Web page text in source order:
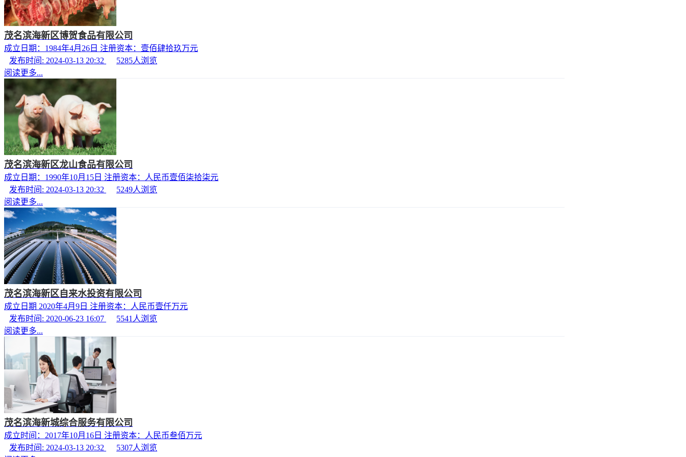
茂名滨海新区博贺食品有限公司
成立日期：1984年4月26日 注册资本：壹佰肆拾玖万元
发布时间: 2024-03-13 20:32
5285人浏览
阅读更多...
茂名滨海新区龙山食品有限公司
成立日期：1990年10月15日 注册资本：人民币壹佰柒拾柒元
发布时间: 2024-03-13 20:32
5249人浏览
阅读更多...
茂名滨海新区自来水投资有限公司
成立日期 2020年4月9日 注册资本：人民币壹仟万元
发布时间: 2020-06-23 16:07
5541 人浏览
阅读更多...
茂名滨海新城综合服务有限公司
成立时间：2017年10月16日 注册资本：人民币叁佰万元
发布时间: 2024-03-13 20:32
5307人浏览